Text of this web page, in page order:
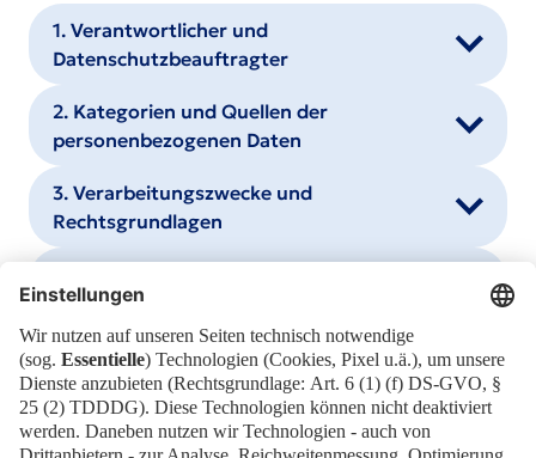
1. Verantwortlicher und
Datenschutzbeauftragter
2. Kategorien und Quellen der
personenbezogenen Daten
3. Verarbeitungszwecke und
Rechtsgrundlagen
4. Kategorien der Empfänger
5. Datenübermittlung in Drittländer
6. Speicherdauer